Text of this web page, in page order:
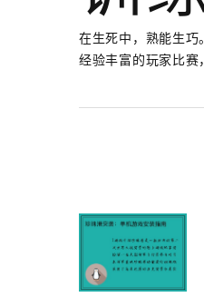
在生死中，熟能生巧
经验丰富的玩家比赛